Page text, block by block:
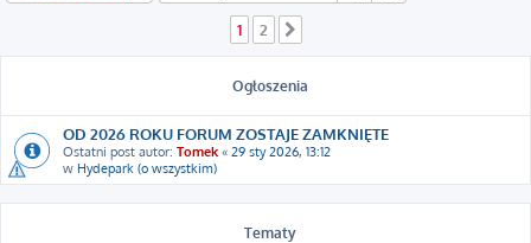
1 2
Ogłoszenia
OD 2026 ROKU FORUM ZOSTAJE ZAMKNIĘTE
Ostatni post autor: Tomek « 29 sty 2026, 13:12
w Hydepark (o wszystkim)
Tematy